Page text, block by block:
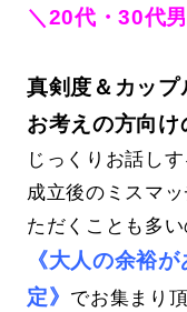
＼20代・30代
真剣度＆カップ
お考えの方向け
じっくりお話し
成立後のミスマ
ただくことも多い
《大人の余裕
定》 でお集まり